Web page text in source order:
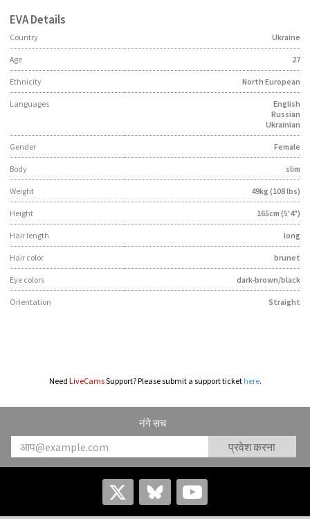
EVADetails
Country Ukraine
Age 27
Ethnicity North European
Languages
English
Russian
Ukrainian
Gender Female
Body slim
Weight 49kg (108 lbs)
Height 165cm (5'4")
Hair length long
Hair color brunet
Eye colors dark-brown/black
Orientation Straight
Need LiveCamsSupport? Please submit a support ticket here.
नंगे सच